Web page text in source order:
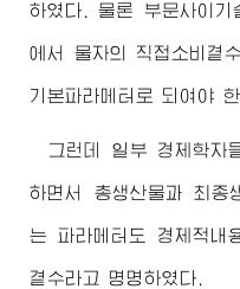
하였다. 물론 부문사이기
에서 물자의 직접소비곁
기본파라메터로 되여야 한
그런데 일부 경제학자
하면서 총생산물과 최종
는 파라메터도 경제적내
곁수라고 명명하였다.